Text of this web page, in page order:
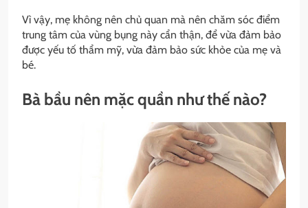
Vì vậy, mẹ không nên chủ quan mà nên chăm sóc điểm
trung tâm của vùng bụng này cẩn thận, để vừa đảm bảo
được yếu tố thẩm mỹ, vừa đảm bảo sức khỏe của mẹ và
bé.
Bà bầu nên mặc quần như thế nào?